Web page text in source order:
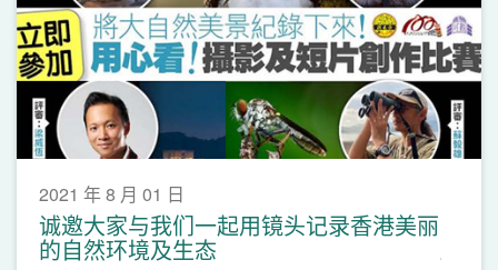
2021 年 8 月 01 日
诚邀大家与我们一起用镜头记录香港美丽
的自然环境及生态